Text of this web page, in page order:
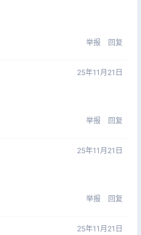
举报 回复
25年11月21日
举报 回复
25年11月21日
举报 回复
25年11月21日